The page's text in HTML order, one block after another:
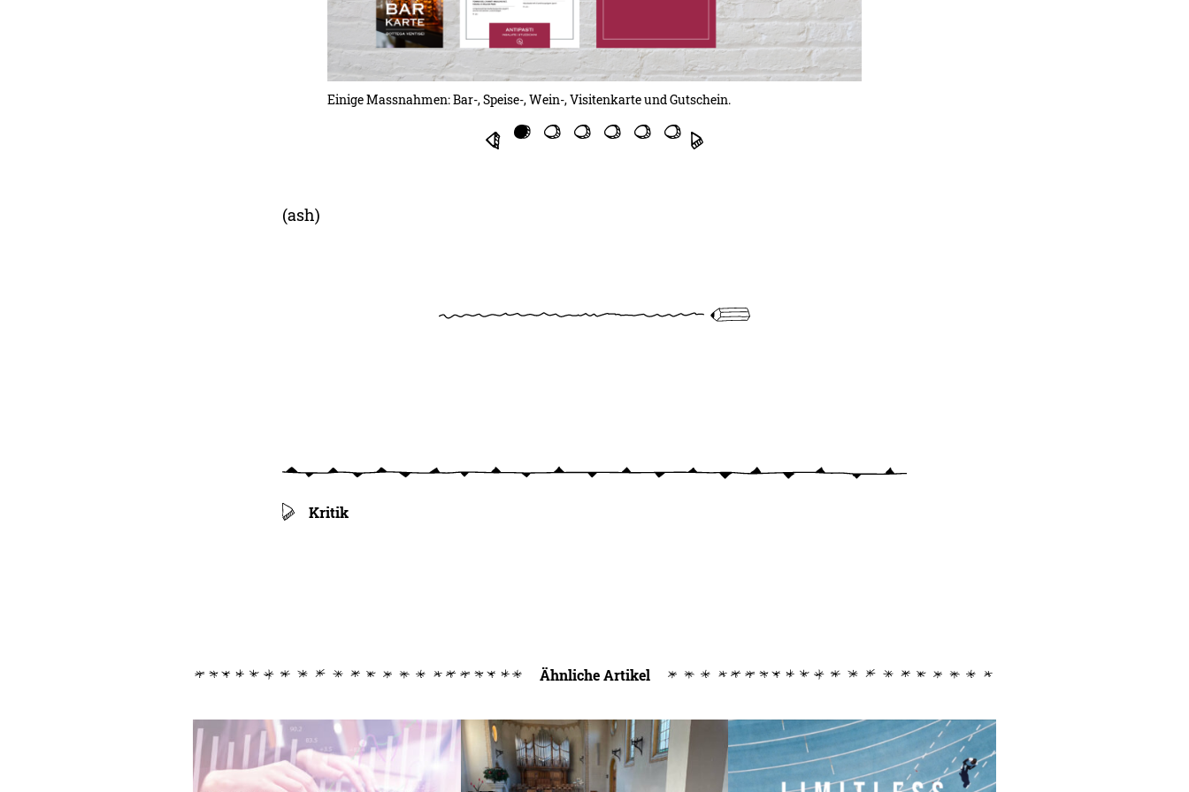
Einige Massnahmen: Bar-, Speise-, Wein-, Visitenkarte und Gutschein.
(ash)
Kritik
Ähnliche Artikel